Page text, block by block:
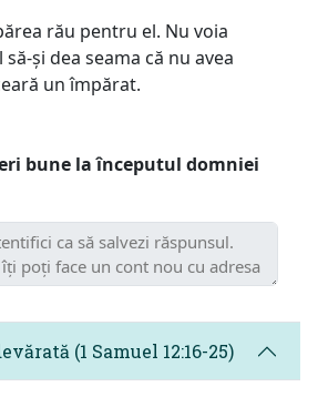
rău pentru el. Nu voia
și dea seama că nu avea
un împărat.
bune la începutul domniei
(1 Samuel 12:16-25)